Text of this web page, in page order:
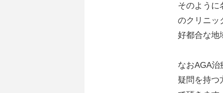
そのように
のクリニッ
好都合な地
なおAGA
疑問を持つ